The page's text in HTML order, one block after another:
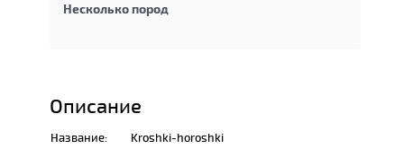
Несколько пород
Описание
Название:
Kroshki-horoshki